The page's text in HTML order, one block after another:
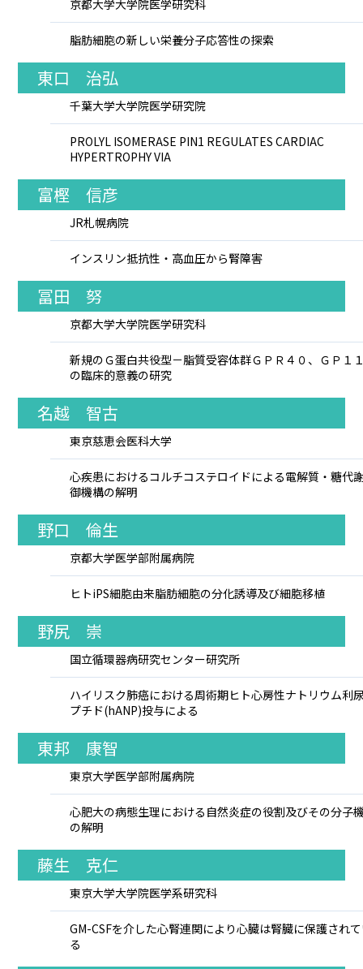
京都大学大学院医学研究科
脂肪細胞の新しい栄養分子応答性の探索
東口 治弘
千葉大学大学院医学研究院
PROLYL ISOMERASE PIN1 REGULATES CARDIAC
HYPERTROPHY VIA
富樫 信彦
JR札幌病院
インスリン抵抗性・高血圧から腎障害
冨田 努
京都大学大学院医学研究科
新規のＧ蛋白共役型－脂質受容体群ＧＰＲ４０、ＧＰ１
の臨床的意義の研究
名越 智古
東京慈恵会医科大学
心疾患におけるコルチコステロイドによる電解質・糖代
御機構の解明
野口 倫生
京都大学医学部附属病院
ヒトiPS細胞由来脂肪細胞の分化誘導及び細胞移植
野尻 崇
国立循環器病研究センター研究所
ハイリスク肺癌における周術期ヒト心房性ナトリウム利
プチド(hANP)投与による
東邦 康智
東京大学医学部附属病院
心肥大の病態生理における自然炎症の役割及びその分子
の解明
藤生 克仁
東京大学大学院医学系研究科
GM-CSFを介した心腎連関により心臓は腎臓に保護され
る